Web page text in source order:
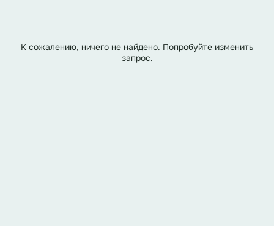
К сожалению, ничего не найдено. Попробуйте изменить
запрос.